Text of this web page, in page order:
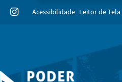
para
YoutubeInstagram
Acessibilidade Leitor de Tela